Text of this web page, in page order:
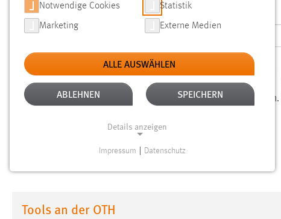
Aktive Filter: TYP: SEITEN ALTER: 1 BIS 6 MONATE
Gesucht nach "bibliothek". Es wurden 3 Ergebnisse gefunden.
Tools an der OTH
Notwendige Cookies Statistik
Marketing Externe Medien
ALLE AUSWÄHLEN
ABLEHNEN SPEICHERN
Details anzeigen
Website erforderlich.
Impressum Datenschutz